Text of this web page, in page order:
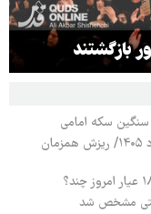
قیمت محصولات ایران خودرو چهارشنبه ۱۴ مرداد ۱۴۰۵/ ریزش همزمان
مشخص شد